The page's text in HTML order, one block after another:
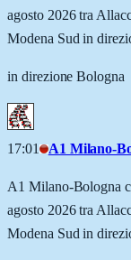
agosto 2026 tra
Modena Sud in
in direzione Bologna
17:01 A1 Milano-
A1 Milano-Bologna
agosto 2026 tra
Modena Sud in